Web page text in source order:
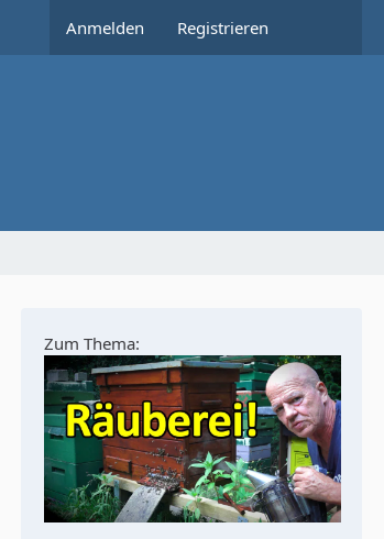
Anmelden Registrieren
Zum Thema: